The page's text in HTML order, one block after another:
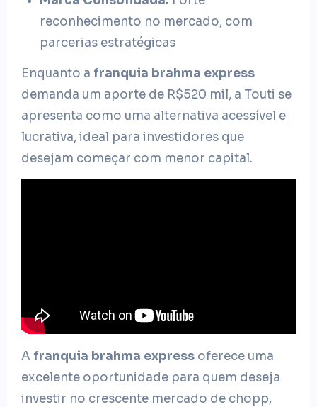
reconhecimento no mercado, com
parcerias estratégicas
Enquanto a franquia brahma express
demanda um aporte de R$520 mil, a Touti se
apresenta como uma alternativa acessível e
lucrativa, ideal para investidores que
desejam começar com menor capital.
A franquia brahma expressoferece uma
excelente oportunidade para quem deseja
investir no crescente mercado de chopp,